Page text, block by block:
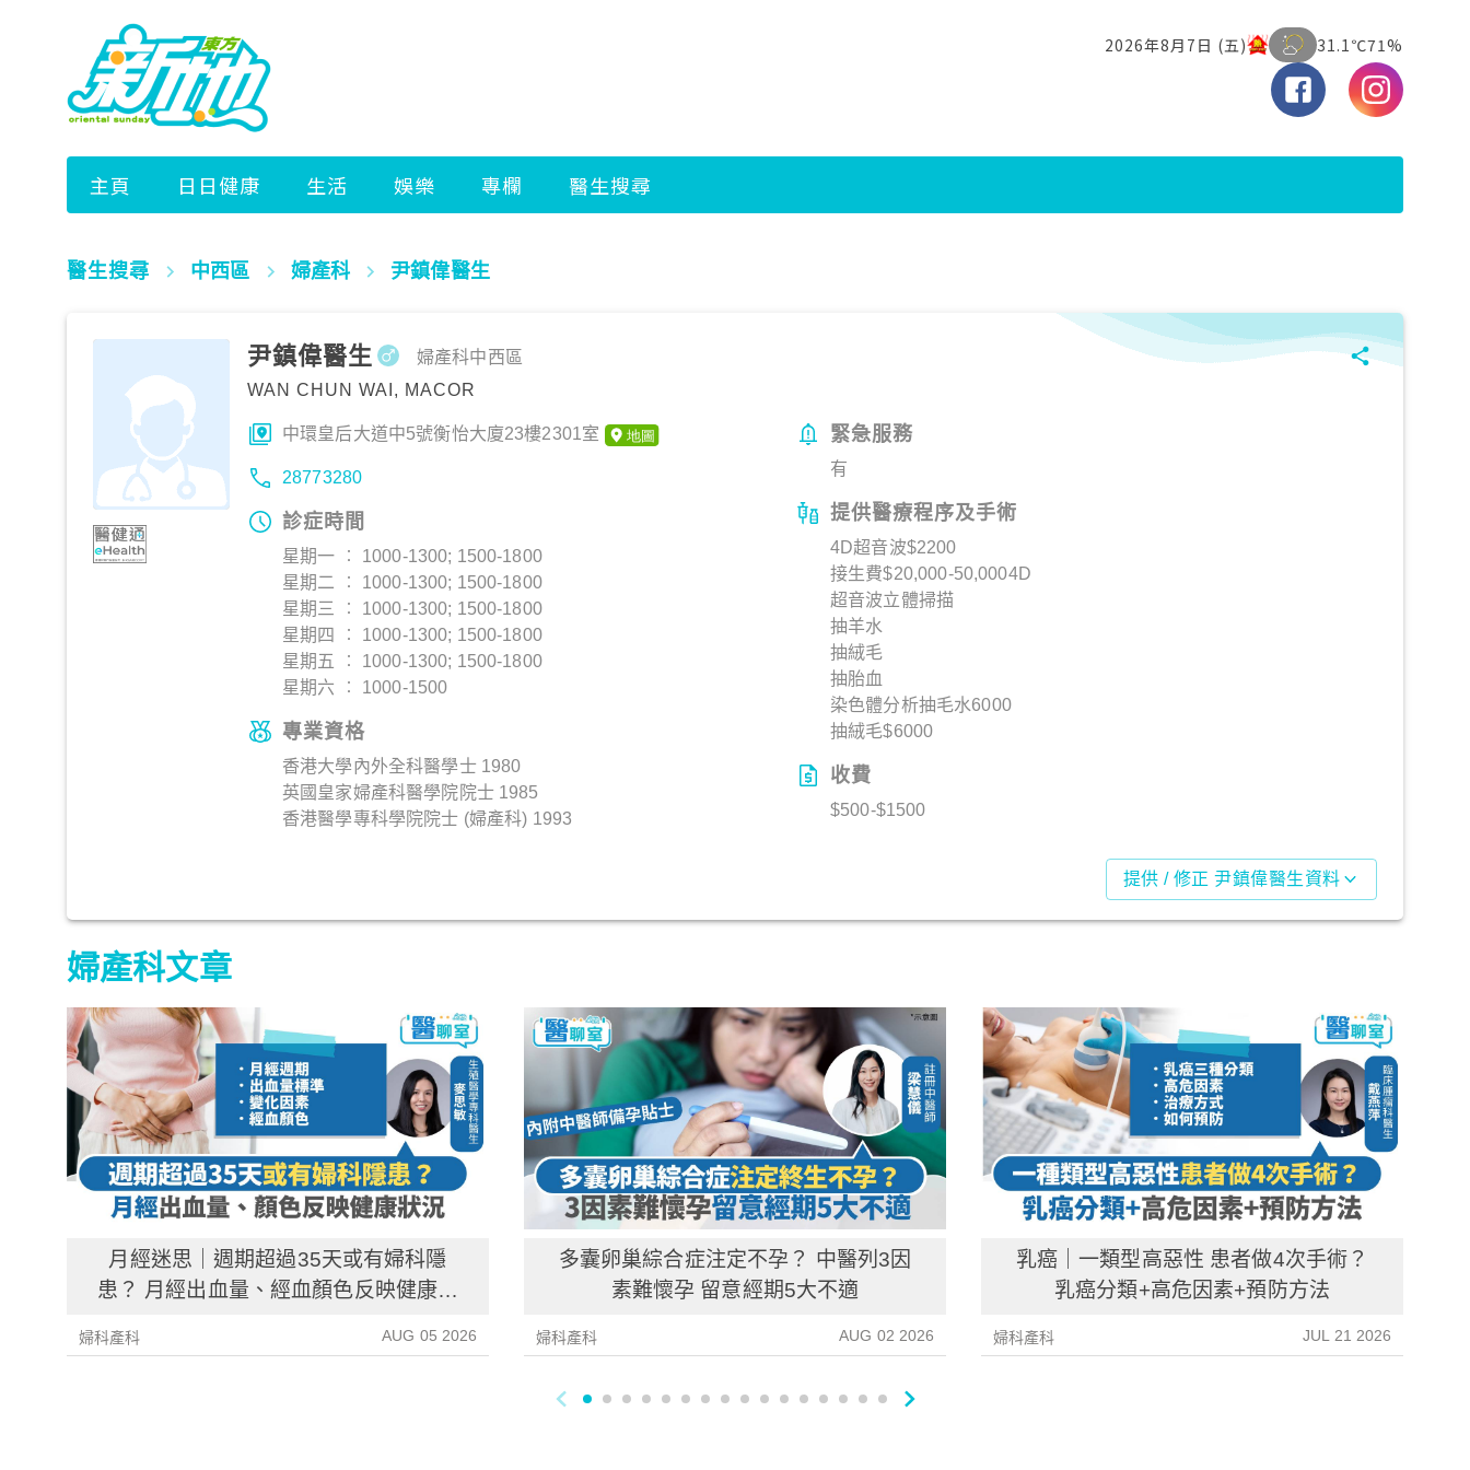
醫生搜尋 中西區 婦產科 尹鎮偉醫生
尹鎮偉醫生
WAN CHUN WAI, MACOR
婦產科中西區
中環皇后大道中5號衡怡大廈23樓2301室
28773280
診症時間
星期一 ︰ 1000-1300; 1500-1800
星期二 ︰ 1000-1300; 1500-1800
星期三 ︰ 1000-1300; 1500-1800
星期四 ︰ 1000-1300; 1500-1800
星期五 ︰ 1000-1300; 1500-1800
星期六 ︰ 1000-1500
專業資格
香港大學內外全科醫學士 1980
英國皇家婦產科醫學院院士 1985
香港醫學專科學院院士 (婦產科) 1993
緊急服務
有
提供醫療程序及手術
4D超音波$2200
接生費$20,000-50,0004D
超音波立體掃描
抽羊水
抽絨毛
抽胎血
染色體分析抽毛水6000
抽絨毛$6000
收費
$500-$1500
提供 / 修正 尹鎮偉醫生資料
婦產科文章
月經迷思｜週期超過35天或有婦科隱
患？ 月經出血量、經血顏色反映健康資
婦科產科 AUG 05 2026
多囊卵巢綜合症注定不孕？ 中醫列3因
素難懷孕 留意經期5大不適
婦科產科 AUG 02 2026
乳癌｜一類型高惡性 患者做4次手術？
乳癌分類+高危因素+預防方法
婦科產科 JUL 21 2026